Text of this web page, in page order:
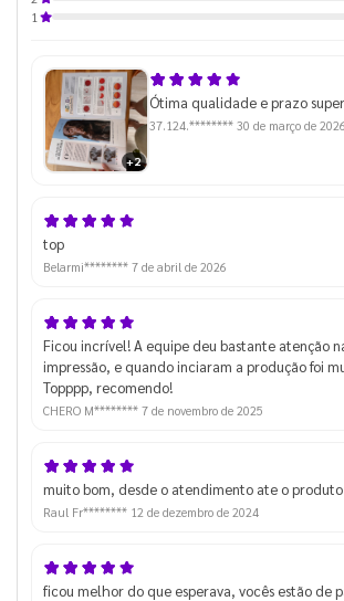
1
+2
Ótima qualidade e prazo
37.124.******** 30 de março de 2026
top
Belarmi******** 7 de abril de 2026
Ficou incrível! A equipe deu bastante atenção
impressão, e quando inciaram a produção foi
Topppp, recomendo!
CHERO M******** 7 de novembro de 2025
muito bom, desde o atendimento ate o
Raul Fr******** 12 de dezembro de 2024
ficou melhor do que esperava, vocês estão de